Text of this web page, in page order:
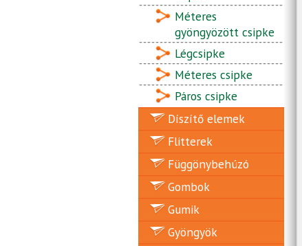
Méteres
gyöngyözött csipke
Légcsipke
Méteres csipke
Páros csipke
Díszítő elemek
Flitterek
Függönybehúzó
Gombok
Gumik
Gyöngyök